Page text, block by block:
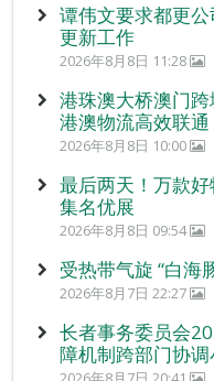
谭伟文要求都更
更新工作
2026年8月8日 11:28
港珠澳大桥澳门
港澳物流高效联通
2026年8月8日 10:00
最后两天！万款
集名优展
2026年8月8日 09:54
受热带气旋 “白
2026年8月7日 22:27
长者事务委员会
障机制跨部门协